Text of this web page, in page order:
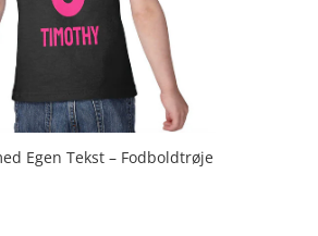
Egen Tekst – Fodboldtrøje